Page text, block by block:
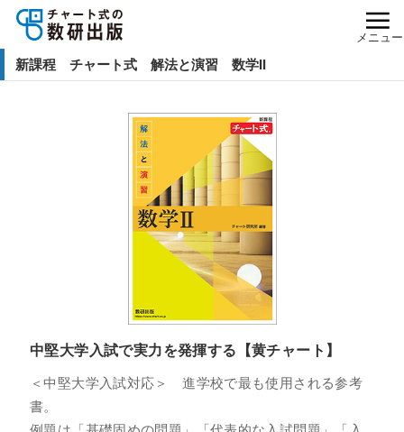
メニュー
新課程 チャート式 解法と演習 数学II
中堅大学入試で実力を発揮する【黄チャート】
＜中堅大学入試対応＞ 進学校で最も使用される参考
書。